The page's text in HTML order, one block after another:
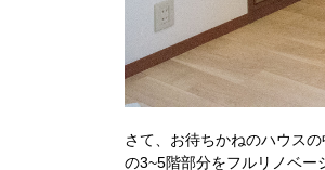
さて、お待ちかねのハウス
の3~5階部分をフルリノベー